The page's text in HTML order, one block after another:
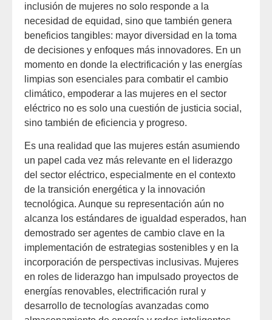
inclusión de mujeres no solo responde a la
necesidad de equidad, sino que también genera
beneficios tangibles: mayor diversidad en la toma
de decisiones y enfoques más innovadores. En un
momento en donde la electrificación y las energías
limpias son esenciales para combatir el cambio
climático, empoderar a las mujeres en el sector
eléctrico no es solo una cuestión de justicia social,
sino también de eficiencia y progreso.
Es una realidad que las mujeres están asumiendo
un papel cada vez más relevante en el liderazgo
del sector eléctrico, especialmente en el contexto
de la transición energética y la innovación
tecnológica. Aunque su representación aún no
alcanza los estándares de igualdad esperados, han
demostrado ser agentes de cambio clave en la
implementación de estrategias sostenibles y en la
incorporación de perspectivas inclusivas. Mujeres
en roles de liderazgo han impulsado proyectos de
energías renovables, electrificación rural y
desarrollo de tecnologías avanzadas como